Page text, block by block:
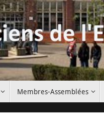
Membres-Assemblées